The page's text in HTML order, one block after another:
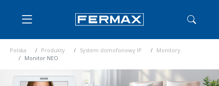
Polska Produkty System domofonowy IP
Monitory
Monitor NEO